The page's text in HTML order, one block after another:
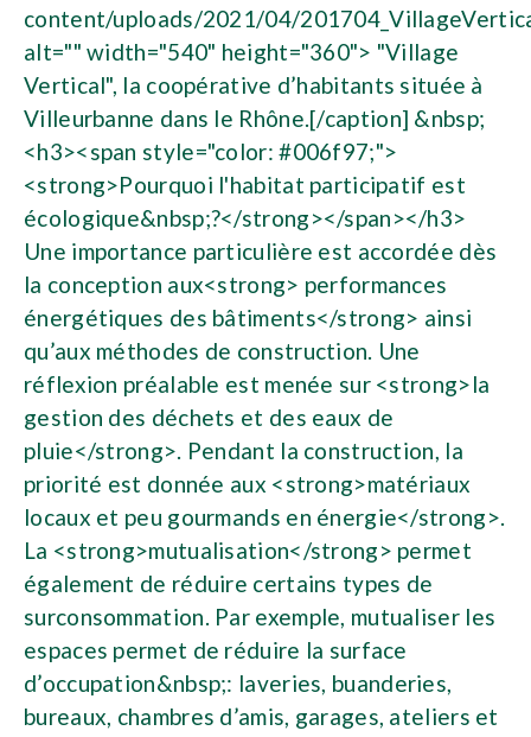
content/uploads/2021/04/
alt="" width="540" height="360"> "Village
Vertical", la coopérative d’habitants située à
Villeurbanne dans le Rhône.[/caption] &nbsp;
<h3><span style="color: #006f97;">
<strong>Pourquoi l'habitat participatif est
écologique&nbsp;?</strong></span></h3>
Une importance particulière est accordée dès
la conception aux<strong> performances
énergétiques des bâtiments</strong> ainsi
qu’aux méthodes de construction. Une
réflexion préalable est menée sur <strong>la
gestion des déchets et des eaux de
pluie</strong>. Pendant la construction, la
priorité est donnée aux <strong>matériaux
locaux et peu gourmands en énergie</strong>.
La <strong>mutualisation</strong> permet
également de réduire certains types de
surconsommation. Par exemple, mutualiser les
espaces permet de réduire la surface
d’occupation&nbsp;: laveries, buanderies,
bureaux, chambres d’amis, garages, ateliers et